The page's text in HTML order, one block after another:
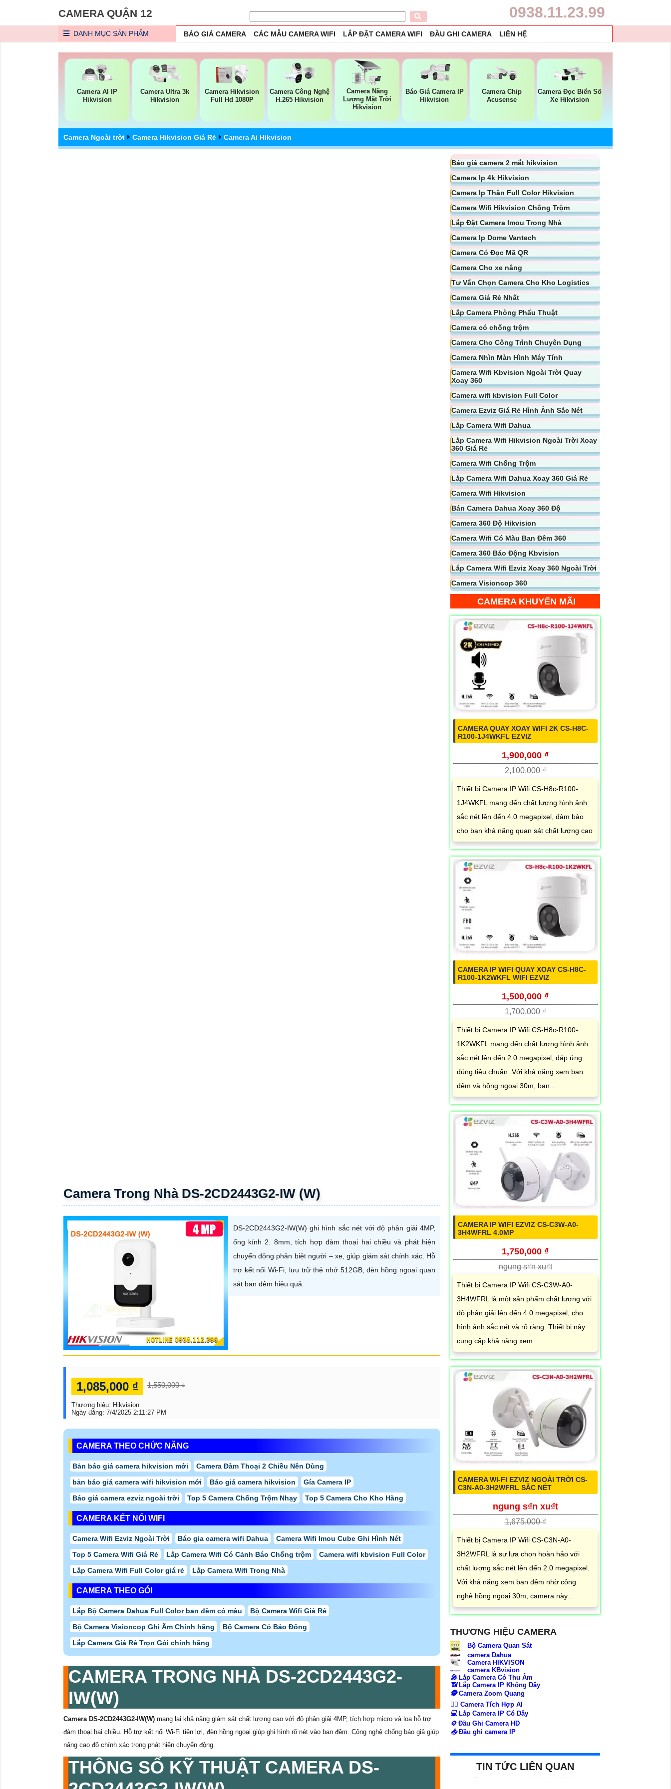
CAMERA QUẬN 12 0938.11.23.99
DANH MỤC SẢN PHẨM BÁO GIÁ CAMERA CÁC MẪU CAMERA WIFI LẮP ĐẶT CAMERA WIFI ĐẦU GHI CAMERA LIÊN HỆ
Camera AI IP
Hikvision
Camera Ultra 3k
Hikvision
Camera Hikvision
Full Hd 1080P
Camera Công Nghệ
H.265 Hikvision
Camera Năng
Lượng Mặt Trời
Hikvision
Báo Giá Camera IP
Hikvision
Camera Chip
Acusense
Camera Đọc Biển Số
Xe Hikvision
Camera Ngoài trời Camera Hikvision Giá Rẻ Camera Ai Hikvision
Camera Trong Nhà DS-2CD2443G2-IW (W)
DS-2CD2443G2-IW(W) ghi hình sắc nét với độ phân giải 4MP,
ống kính 2. 8mm, tích hợp đàm thoại hai chiều và phát hiện
chuyển động phân biệt người – xe, giúp giám sát chính xác. Hỗ
trợ kết nối Wi-Fi, lưu trữ thẻ nhớ 512GB, đèn hồng ngoại quan
sát ban đêm hiệu quả.
1,085,000 ₫ 1,550,000 ₫
Thương hiệu: Hikvision
Ngày đăng: 7/4/2025 2:11:27 PM
CAMERA THEO CHỨC NĂNG
Bản báo giá camera hikvision mới
Camera Đàm Thoại 2 Chiều Nên Dùng
bản báo giá camera wifi hikvision mới
Báo giá camera hikvision
Gía Camera IP
Báo giá camera ezviz ngoài trời
Top 5 Camera Chống Trộm Nhạy Top 5 Camera Cho Kho Hàng
CAMERA KẾT NỐI WIFI
Camera Wifi Ezviz Ngoài Trời Báo gia camera wifi Dahua
Camera Wifi Imou Cube Ghi Hình Nét
Top 5 Camera Wifi Giá Rẻ
Lắp Camera Wifi Có Cảnh Báo Chống trộm
Camera wifi kbvision Full Color
Lắp Camera Wifi Full Color giá rẻ
Lắp Camera Wifi Trong Nhà
CAMERA THEO GÓI
Lắp Bộ Camera Dahua Full Color ban đêm có màu
Bộ Camera Wifi Giá Rẻ
Bộ Camera Visioncop Ghi Âm Chính hãng
Bộ Camera Có Báo Đông
Lắp Camera Giá Rẻ Trọn Gói chính hãng
CAMERA TRONG NHÀ DS-2CD2443G2-
IW(W)
Camera DS-2CD2443G2-IW(W) mang lại khả năng giám sát chất lượng cao với độ phân giải 4MP, tích hợp micro và loa hỗ trợ
đàm thoại hai chiều. Hỗ trợ kết nối Wi-Fi tiện lợi, đèn hồng ngoại giúp ghi hình rõ nét vào ban đêm. Công nghệ chống báo giả giúp
nâng cao độ chính xác trong phát hiện chuyển động.
THÔNG SỐ KỸ THUẬT CAMERA DS-
Báo giá camera 2 mắt hikvision
Camera Ip 4k Hikvision
Camera Ip Thân Full Color Hikvision
Camera Wifi Hikvision Chống Trộm
Lắp Đặt Camera Imou Trong Nhà
Camera Ip Dome Vantech
Camera Có Đọc Mã QR
Camera Cho xe nâng
Tư Vấn Chọn Camera Cho Kho Logistics
Camera Giá Rẻ Nhất
Lắp Camera Phòng Phẩu Thuật
Camera có chống trộm
Camera Cho Công Trình Chuyên Dụng
Camera Nhìn Màn Hình Máy Tính
Camera Wifi Kbvision Ngoài Trời Quay
Xoay 360
Camera wifi kbvision Full Color
Camera Ezviz Giá Rẻ Hình Ảnh Sắc Nét
Lắp Camera Wifi Dahua
Lắp Camera Wifi Hikvision Ngoài Trời Xoay
360 Giá Rẻ
Camera Wifi Chống Trộm
Lắp Camera Wifi Dahua Xoay 360 Giá Rẻ
Camera Wifi Hikvision
Bán Camera Dahua Xoay 360 Độ
Camera 360 Độ Hikvision
Camera Wifi Có Màu Ban Đêm 360
Camera 360 Báo Động Kbvision
Lắp Camera Wifi Ezviz Xoay 360 Ngoài Trời
Camera Visioncop 360
CAMERA KHUYẾN MÃI
CAMERA QUAY XOAY WIFI 2K CS-H8C-
R100-1J4WKFL EZVIZ
1,900,000 ₫
2,100,000 ₫
Thiết bị Camera IP Wifi CS-H8c-R100-
1J4WKFL mang đến chất lượng hình ảnh
sắc nét lên đến 4.0 megapixel, đảm bảo
cho bạn khả năng quan sát chất lượng cao
CAMERA IP WIFI QUAY XOAY CS-H8C-
R100-1K2WKFL WIFI EZVIZ
1,500,000 ₫
1,700,000 ₫
Thiết bị Camera IP Wifi CS-H8c-R100-
1K2WKFL mang đến chất lượng hình ảnh
sắc nét lên đến 2.0 megapixel, đáp ứng
đúng tiêu chuẩn. Với khả năng xem ban
đêm và hồng ngoại 30m, bạn...
CAMERA IP WIFI EZVIZ CS-C3W-A0-
3H4WFRL 4.0MP
1,750,000 ₫
ngung s₫n xu₫t
Thiết bị Camera IP Wifi CS-C3W-A0-
3H4WFRL là một sản phẩm chất lượng với
độ phân giải lên đến 4.0 megapixel, cho
hình ảnh sắc nét và rõ ràng. Thiết bị này
cung cấp khả năng xem...
CAMERA WI-FI EZVIZ NGOÀI TRỜI CS-
C3N-A0-3H2WFRL SẮC NÉT
ngung s₫n xu₫t
1,675,000 ₫
Thiết bị Camera IP Wifi CS-C3N-A0-
3H2WFRL là sự lựa chọn hoàn hảo với
chất lượng sắc nét lên đến 2.0 megapixel.
Với khả năng xem ban đêm nhờ công
nghệ hồng ngoại 30m, camera này...
THƯƠNG HIỆU CAMERA
Bộ Camera Quan Sát
camera Dahua
Camera HIKVISON
camera KBvision
️🎤️ Lắp Camera Có Thu Âm
📶 Lắp Camera IP Không Dây
🕵️Camera Zoom Quang
🧛‍♀️ Camera Tích Hợp AI
💻Lắp Camera IP Có Dây
⚙️Đầu Ghi Camera HD
📥Đầu ghi camera IP
TIN TỨC LIÊN QUAN